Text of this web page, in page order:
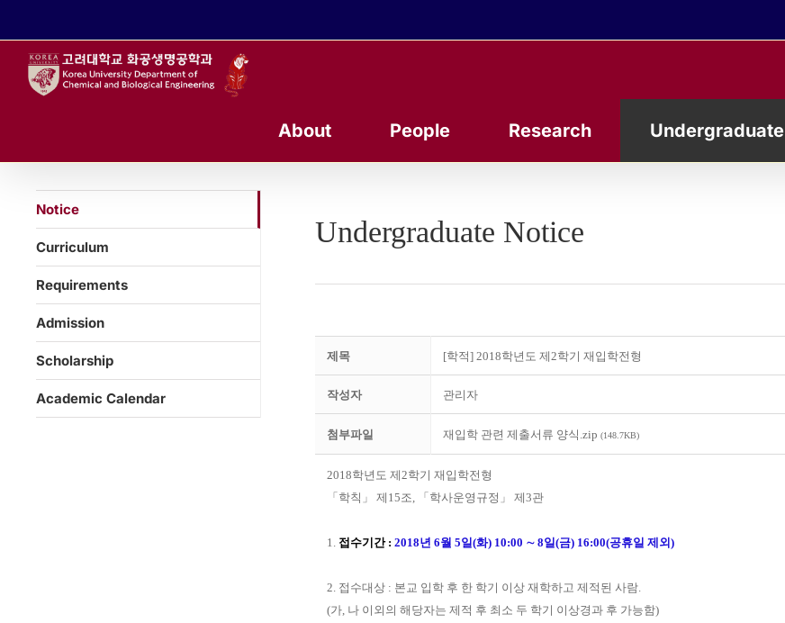
About People Research Undergraduate
Undergraduate Notice
제목 [학적] 2018학년도 제2학기 재입학전형
작성자 관리자
첨부파일 재입학 관련 제출서류 양식.zip (148.7KB)
2018학년도 제2학기 재입학전형
「학칙」 제15조, 「학사운영규정」 제3관
1. 접수기간 : 2018년 6월 5일(화) 10:00 ∼ 8일(금) 16:00(공휴일 제외)
2. 접수대상 : 본교 입학 후 한 학기 이상 재학하고 제적된 사람.
(가, 나 이외의 해당자는 제적 후 최소 두 학기 이상경과 후 가능함)
Notice
Curriculum
Requirements
Admission
Scholarship
Academic Calendar